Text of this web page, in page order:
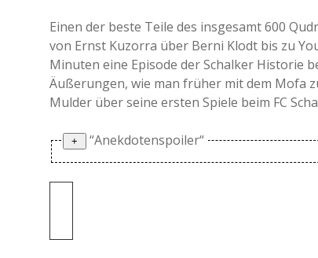
Einen der beste Teile des insgesamt 600
von Ernst Kuzorra über Berni Klodt bis zu
Minuten eine Episode der Schalker Historie
Äußerungen, wie man früher mit dem Mofa
Mulder über seine ersten Spiele beim FC
“Anekdotenspoiler“